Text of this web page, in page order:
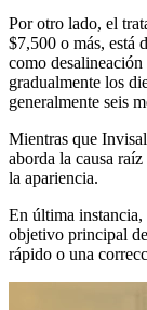
Por otro lado, el
$7,500 o más, está
como
gradualmente los
generalmente seis
Mientras que
aborda la causa
la apariencia.
En última instancia,
objetivo principal
rápido o una